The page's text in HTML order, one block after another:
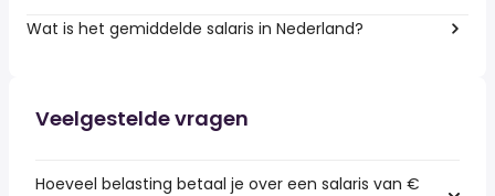
Wat is het gemiddelde salaris in Nederland?
Veelgestelde vragen
Hoeveel belasting betaal je over een salaris van €